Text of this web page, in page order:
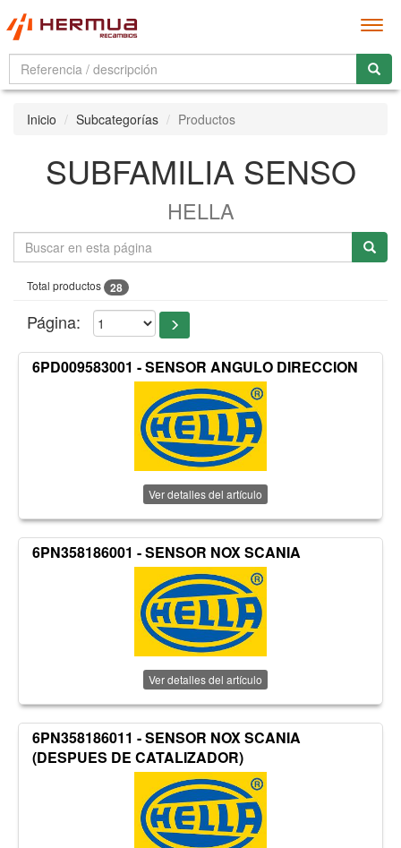
Inicio Subcategorías Productos
SUBFAMILIA SENSO
HELLA
Total productos 28
Página:
6PD009583001 - SENSOR ANGULO DIRECCION
Ver detalles del artículo
6PN358186001 - SENSOR NOX SCANIA
Ver detalles del artículo
6PN358186011 - SENSOR NOX SCANIA
(DESPUES DE CATALIZADOR)